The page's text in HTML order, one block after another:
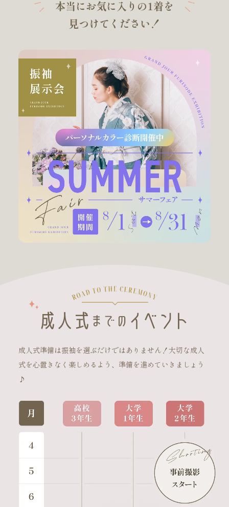
本当にお気に入りの1着を
見つけてください！
成人式準備は振袖を選ぶだけではありません！大切な成人
式を心置きなく楽しめるよう、準備を進めていきましょう
♪